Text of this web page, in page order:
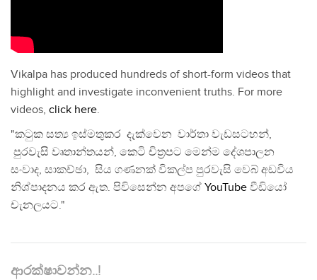
Vikalpa has produced hundreds of short-form videos that
highlight and investigate inconvenient truths. For more
videos, click here.
"කටුක සත්‍ය ඉස්මතුකර දැක්වෙන වාර්තා වැඩසටහන්,
පුරවැසි වෘතාන්තයන්, කෙටි චිත්‍රපට මෙන්ම දේශපාලන
සංවාද, සාකච්ඡා, සිය ගණනක් විකල්ප පුරවැසි වෙබ් අඩවිය
නිශ්පාදනය කර ඇත. පිවිසෙන්න අපගේ YouTube වීඩියෝ
චැනලයට."
ආරක්ෂාවන්න..!